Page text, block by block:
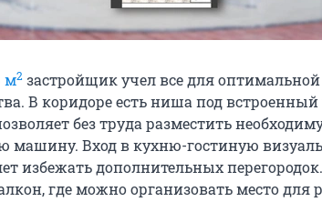
м2 застройщик учел все для оптимальной
В коридоре есть ниша под встроенный
без труда разместить
машину. Вход в кухню-гостиную
избежать дополнительных
где можно организовать место для